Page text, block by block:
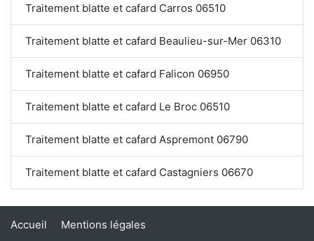
Traitement blatte et cafard Carros 06510
Traitement blatte et cafard Beaulieu-sur-Mer 06310
Traitement blatte et cafard Falicon 06950
Traitement blatte et cafard Le Broc 06510
Traitement blatte et cafard Aspremont 06790
Traitement blatte et cafard Castagniers 06670
Accueil Mentions légales